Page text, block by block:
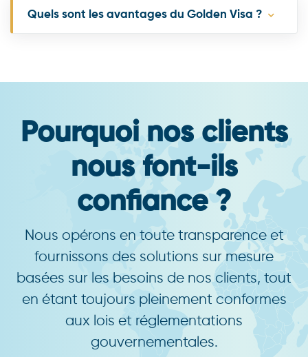
Quels sont les avantages du Golden Visa ?
Pourquoi nos clients
nous font-ils
confiance ?
Nous opérons en toute transparence et
fournissons des solutions sur mesure
basées sur les besoins de nos clients, tout
en étant toujours pleinement conformes
aux lois et réglementations
gouvernementales.